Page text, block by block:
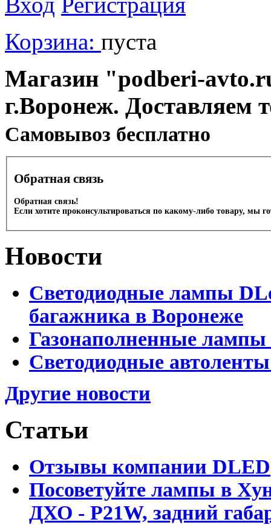
Корзина: пуста
Магазин "podberi-
г.Воронеж. Доставляем
Cамовывоз бесплатно
Обратная связь
Обратная связь!
Если хотите проконсультироваться по какому-либо товару, мы
Новости
Светодиодные лампы
багажника в Воронеже
Газонаполненные
Светодиодные
Другие новости
Статьи
Отзывы компании DLED
Посоветуйте лампы в
ДХО - P21W, задний